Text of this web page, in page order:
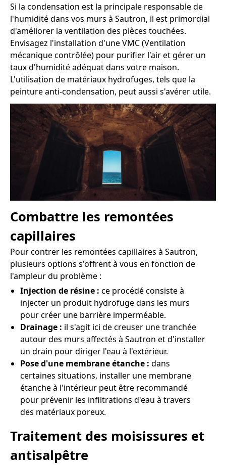
Si la condensation est la principale responsable de
l'humidité dans vos murs à Sautron, il est primordial
d'améliorer la ventilation des pièces touchées.
Envisagez l'installation d'une VMC (Ventilation
mécanique contrôlée) pour purifier l'air et gérer un
taux d'humidité adéquat dans votre maison.
L'utilisation de matériaux hydrofuges, tels que la
peinture anti-condensation, peut aussi s'avérer utile.
Combattre les remontées
capillaires
Pour contrer les remontées capillaires à Sautron,
plusieurs options s'offrent à vous en fonction de
l'ampleur du problème :
Injection de résine : ce procédé consiste à
injecter un produit hydrofuge dans les murs
pour créer une barrière imperméable.
Drainage : il s'agit ici de creuser une tranchée
autour des murs affectés à Sautron et d'installer
un drain pour diriger l'eau à l'extérieur.
Pose d'une membrane étanche : dans
certaines situations, installer une membrane
étanche à l'intérieur peut être recommandé
pour prévenir les infiltrations d'eau à travers
des matériaux poreux.
Traitement des moisissures et
antisalpêtre